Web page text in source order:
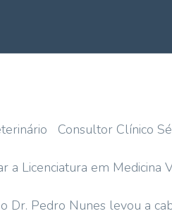
Consultor Clínico
a Licenciatura em
Dr. Pedro Nunes levou a